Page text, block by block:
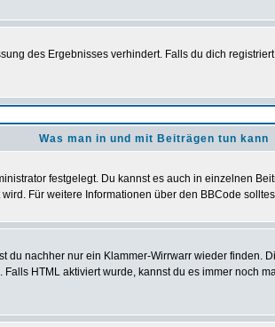
des Ergebnisses verhindert. Falls du dich
Was man in und mit Beiträgen tun kann
festgelegt. Du kannst es auch in einzelnen
Für weitere Informationen über den BBCode
du nachher nur ein Klammer-Wirrwarr wieder finden.
HTML aktiviert wurde, kannst du es immer noch